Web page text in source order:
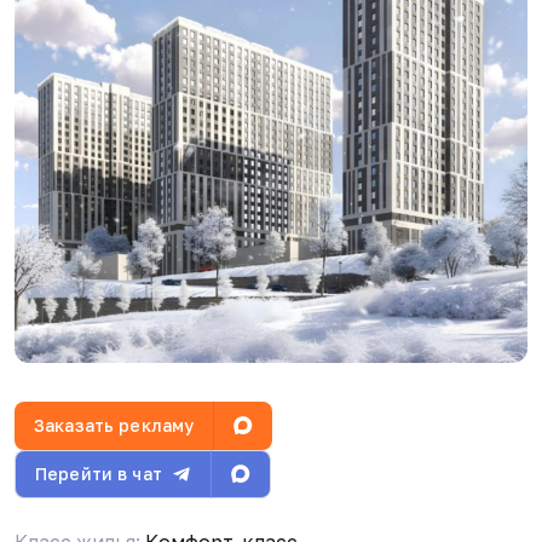
Заказать рекламу
Перейти в чат
Н Николай Ветров 10.07.26, 10:22
Бот Админ 06.07.26, 08:21
Уважаемые соседи! Вступайте в резервный чат
в MAX, на случай блокировки Telegram:
https://max.ru/join/
B2kav_Y
интересно, пишите Агентов просьба не
беспокоить #продаю